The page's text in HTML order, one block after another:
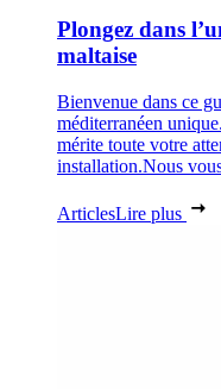
Plongez dans
maltaise
Bienvenue dans ce
méditerranéen
mérite toute votre
installation.Nous
ArticlesLire plus